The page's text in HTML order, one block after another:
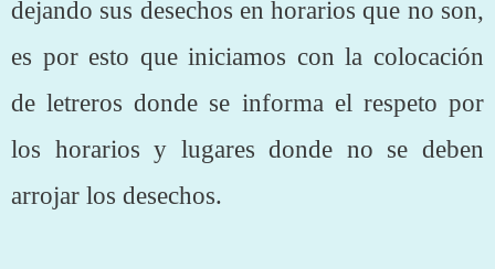
dejando sus desechos en horarios que no son,
es por esto que iniciamos con la colocación
de letreros donde se informa el respeto por
los horarios y lugares donde no se deben
arrojar los desechos.